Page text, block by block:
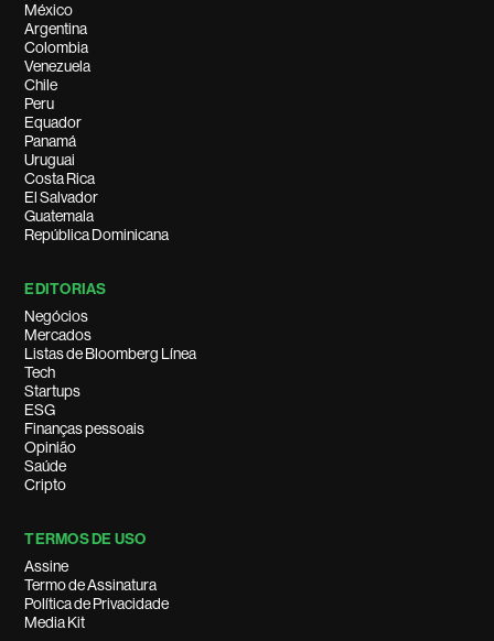
México
Argentina
Colombia
Venezuela
Chile
Peru
Equador
Panamá
Uruguai
Costa Rica
El Salvador
Guatemala
República Dominicana
EDITORIAS
Negócios
Mercados
Listas de Bloomberg Línea
Tech
Startups
ESG
Finanças pessoais
Opinião
Saúde
Cripto
TERMOS DE USO
Assine
Termo de Assinatura
Política de Privacidade
Media Kit